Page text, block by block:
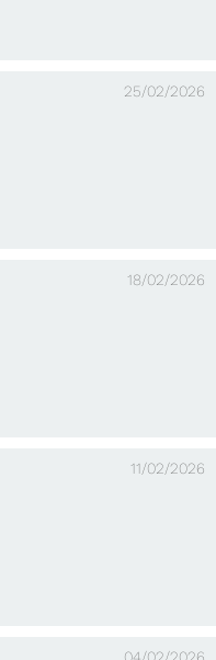
25/02/2026
18/02/2026
11/02/2026